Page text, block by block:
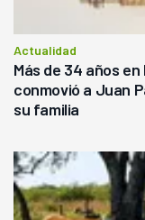
Actualidad
Más de 34 años
conmovió a Juan
su familia